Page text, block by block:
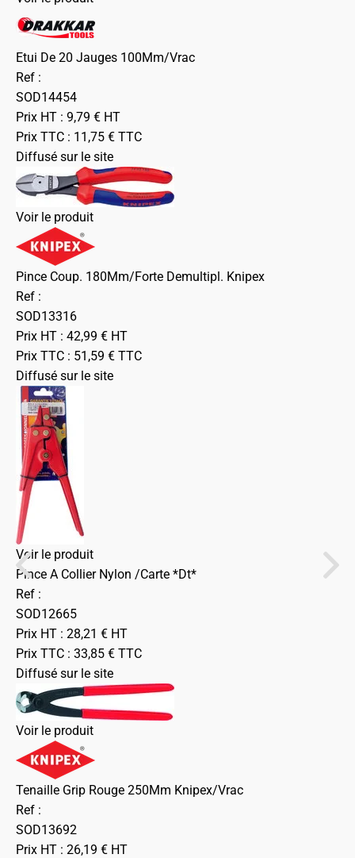
Etui De 20 Jauges 100Mm/Vrac
Ref :
SOD14454
Prix HT : 9,79 € HT
Prix TTC : 11,75 € TTC
Diffusé sur le site
Voir le produit
Pince Coup. 180Mm/Forte Demultipl. Knipex
Ref :
SOD13316
Prix HT : 42,99 € HT
Prix TTC : 51,59 € TTC
Diffusé sur le site
Voir le produit
Pince A Collier Nylon /Carte *Dt*
Ref :
SOD12665
Prix HT : 28,21 € HT
Prix TTC : 33,85 € TTC
Diffusé sur le site
Voir le produit
Tenaille Grip Rouge 250Mm Knipex/Vrac
Ref :
SOD13692
Prix HT : 26,19 € HT